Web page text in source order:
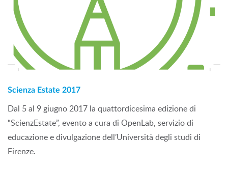
Scienza Estate 2017
Dal 5 al 9 giugno 2017 la quattordicesima edizione di
“ScienzEstate”, evento a cura di OpenLab, servizio di
educazione e divulgazione dell’Università degli studi di
Firenze.